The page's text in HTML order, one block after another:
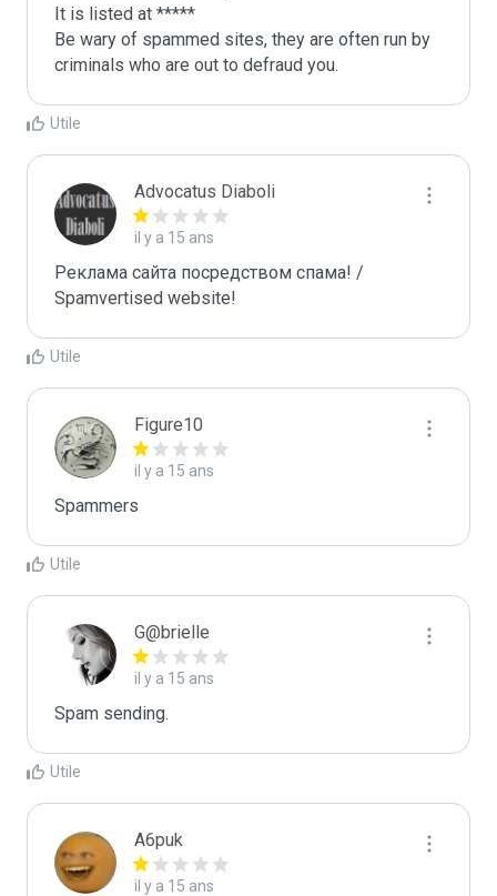
It is listed at *****
Be wary of spammed sites, they are often run by
criminals who are out to defraud you.
Utile
Advocatus Diaboli
il y a 15 ans
Реклама сайта посредством спама! /
Spamvertised website!
Utile
Figure10
il y a 15 ans
Spammers
Utile
G@brielle
il y a 15 ans
Spam sending.
Utile
A6puk
il y a 15 ans